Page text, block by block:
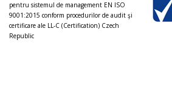
pentru sistemul de management EN ISO
9001:2015 conform procedurilor de audit şi
certificare ale LL-C (Certification) Czech
Republic